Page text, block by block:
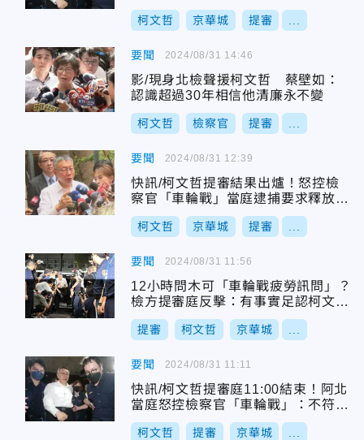
柯文哲 京華城 提審
要聞
影/現身北檢聲援柯文哲 蔡壁如：
認識超過30年相信他清廉永不變
柯文哲 檢察官 提審
2024/08/31 14:46
要聞
快訊/柯文哲提審結果出爐！怒控檢
察官「車輪戰」當庭逮捕要求釋放
法官裁定駁回
柯文哲 京華城 提審
2024/08/31 12:39
要聞
12小時問木可「車輪戰疲勞訊問」？
檢方提審庭反擊：有事實足認柯文哲
恐逃亡
提審 柯文哲 京華城
2024/08/31 11:56
要聞
快訊/柯文哲提審庭11:00結束！阿北
當庭怒控檢察官「車輪戰」：不符合
人性制度我不以為然
柯文哲 提審 京華城
2024/08/31 11:11